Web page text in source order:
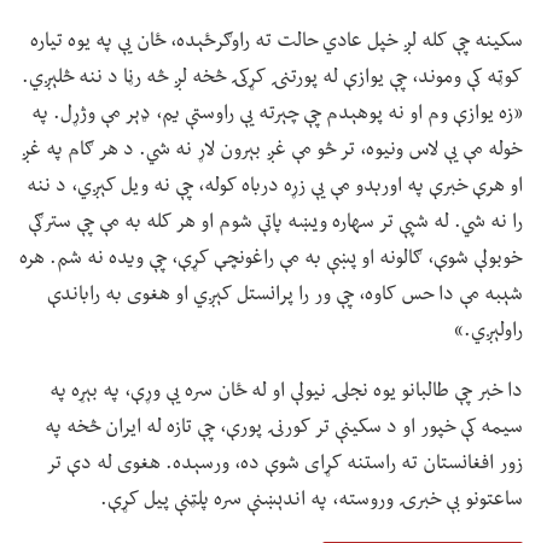
سکینه چې کله لږ خپل عادي حالت ته راوګرځېده، ځان یې په یوه تیاره
کوټه کې وموند، چې یوازې له پورتنۍ کړکۍ څخه لږ څه رڼا د ننه څلېږي.
«زه یوازې وم او نه پوهېدم چې چېرته یې راوستې یم، ډېر مې وژړل. په
خوله مې یې لاس ونیوه، تر څو مې غږ بېرون لاړ نه شي. د هر ګام په غږ
او هرې خبرې په اورېدو مې یې زړه درباه کوله، چې نه ویل کېږي، د ننه
را نه شي. له شپې تر سهاره ویښه پاتې شوم او هر کله به مې چې سترګې
خوبولې شوې، ګالونه او پښې به مې راغونچې کړې، چې ویده نه شم. هره
شېبه مې دا حس کاوه، چې ور را پرانستل کېږي او هغوی به راباندې
راولېږي.»
دا خبر چې طالبانو یوه نجلۍ نیولې او له ځان سره یې وړې، په بېړه په
سیمه کې خپور او د سکینې تر کورنۍ پورې، چې تازه له ایران څخه په
زور افغانستان ته راستنه کړای شوې ده، ورسېده. هغوی له دې تر
ساعتونو بې خبرۍ وروسته، په اندېښنې سره پلټنې پیل کړې.